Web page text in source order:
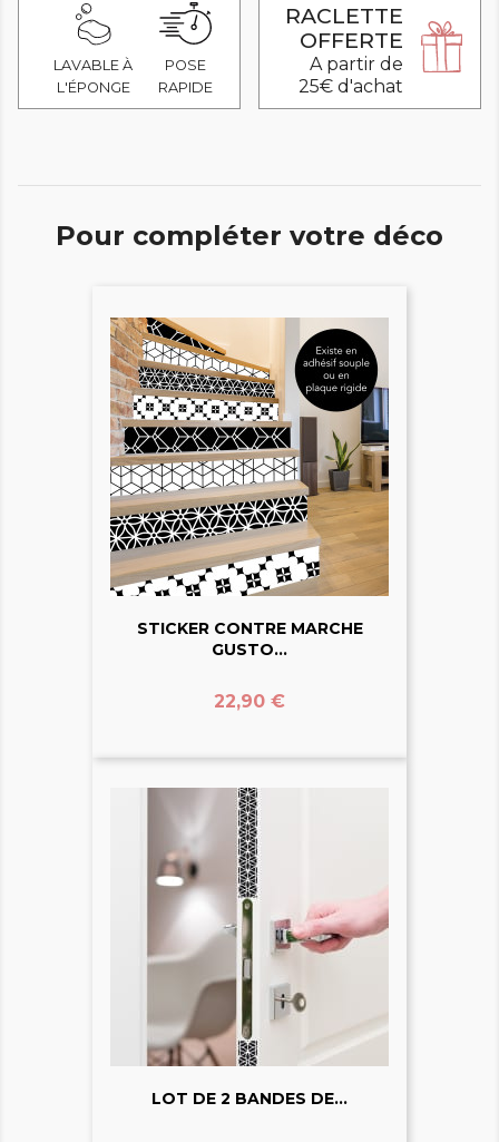
LAVABLE À
L'ÉPONGE
POSE
RAPIDE
RACLETTE
OFFERTE
A partir de
25€ d'achat
Pour compléter votre déco
STICKER CONTRE MARCHE
GUSTO...
Prix
22,90 €
LOT DE 2 BANDES DE...